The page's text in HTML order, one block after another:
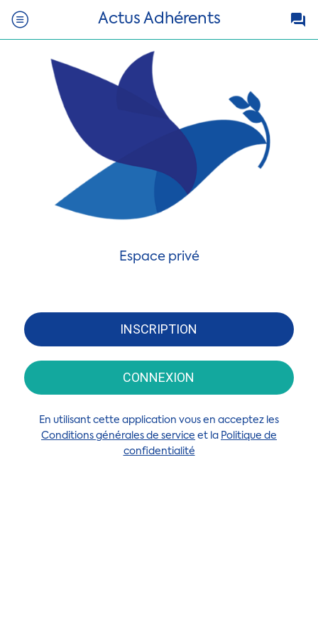
Actus Adhérents
Espace privé
INSCRIPTION
CONNEXION
En utilisant cette application vous en acceptez les
Conditions générales de service et la Politique de
confidentialité